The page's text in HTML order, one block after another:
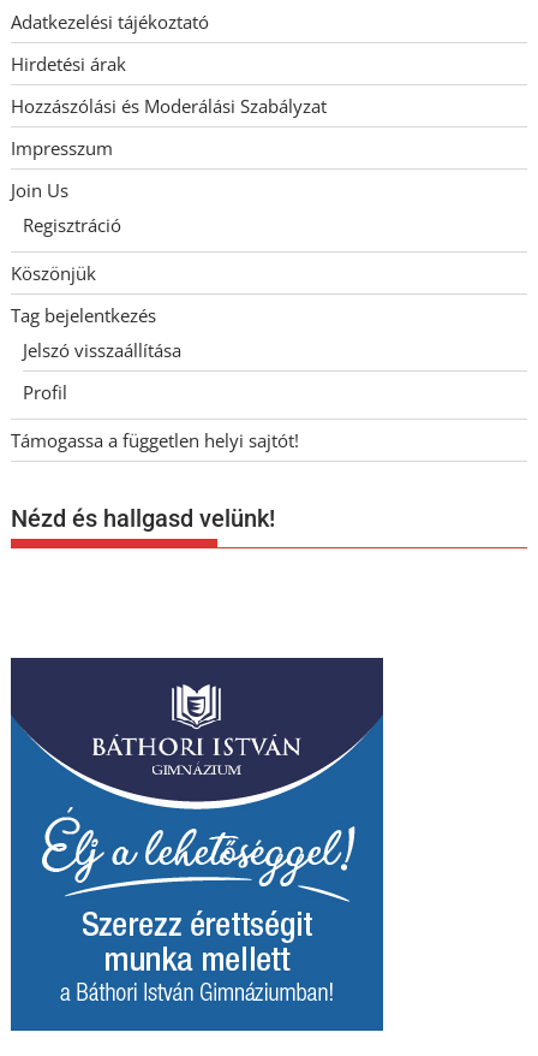
Adatkezelési tájékoztató
Hirdetési árak
Hozzászólási és Moderálási Szabályzat
Impresszum
Join Us
Regisztráció
Köszönjük
Tag bejelentkezés
Jelszó visszaállítása
Profil
Támogassa a független helyi sajtót!
Nézd és hallgasd velünk!